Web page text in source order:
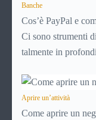
proprio nei mesi
prodotti idratanti
appiccicose o
Banche
Cos’è PayPal e
aggiornata per
Ci sono strumenti
talmente in
per pagare un
amico. Ma se ti
quella schermata
Aprire un’attività
Come aprire un